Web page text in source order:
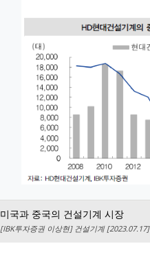
미국과 중국의 건설기계 시장
[IBK투자증권 이상현] 건설기계 [2023.07.17]